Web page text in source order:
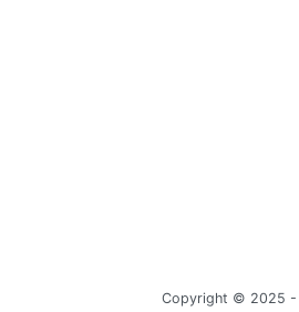
Copyright © 2025 -